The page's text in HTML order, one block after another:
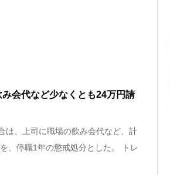
会代など少なくとも24万円請
は、上司に職場の飲み会代など、計
、停職1年の懲戒処分とした。 トレ